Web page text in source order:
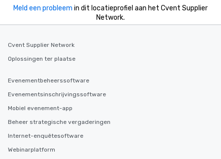
Meld een probleem in dit locatieprofiel aan het Cvent Supplier
Network.
Cvent Supplier Network
Oplossingen ter plaatse
Evenementbeheerssoftware
Evenementsinschrijvingssoftware
Mobiel evenement-app
Beheer strategische vergaderingen
Internet-enquêtesoftware
Webinarplatform